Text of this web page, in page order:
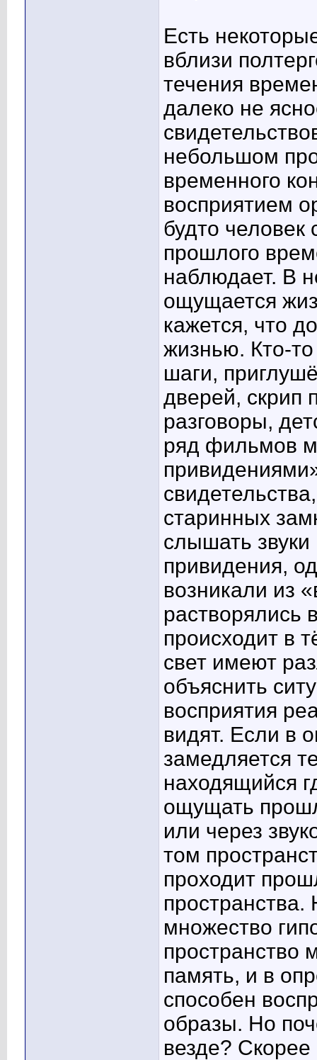
Есть
вблизи
течения
далеко не
небольшом
временного
восприятием
будто
прошлого
наблюдает. В
ощущается
кажется, что
жизнью. Кто-
шаги,
дверей, скрип
разговоры,
ряд фильмов
старинных
слышать
привидения,
возникали из
растворялись
происходит в
свет имеют
объяснить
восприятия
видят. Если в
замедляется
находящийся
ощущать
или через
том
проходит
пространства.
множество
пространство
память, и в
способен
образы. Но
везде?